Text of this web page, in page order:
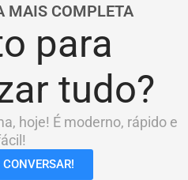
MAIS COMPLETA
para
tudo?
hoje! É moderno, rápido e